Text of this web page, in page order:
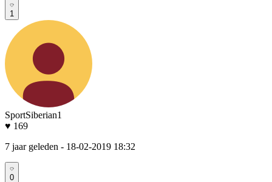
1
SportSiberian1
♥ 169
7 jaar geleden - 18-02-2019 18:32
0